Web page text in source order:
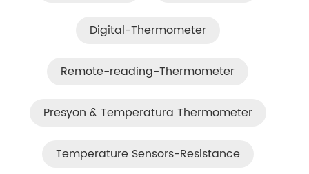
Digital-Thermometer
Remote-reading-Thermometer
Presyon & Temperatura Thermometer
Temperature Sensors-Resistance